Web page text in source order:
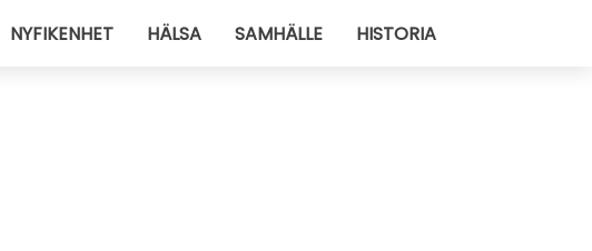
NYFIKENHET HÄLSA SAMHÄLLE HISTORIA